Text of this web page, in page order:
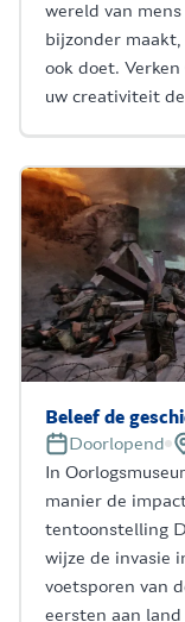
wereld van
bijzonder
ook doet.
uw creativiteit
Beleef de
Doorlopend
In
manier de
tentoonstelling
wijze de invasie
voetsporen van
eersten aan